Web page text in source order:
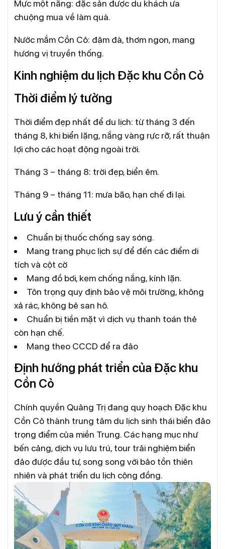
Mực một nắng: đặc sản được du khách ưa
chuộng mua về làm quà.
Nước mắm Cồn Cỏ: đậm đà, thơm ngon, mang
hương vị truyền thống.
Kinh nghiệm du lịch Đặc khu Cồn Cỏ
Thời điểm lý tưởng
Thời điểm đẹp nhất để du lịch: từ tháng 3 đến
tháng 8, khi biển lặng, nắng vàng rực rỡ, rất thuận
lợi cho các hoạt động ngoài trời.
Tháng 3 – tháng 8: trời đẹp, biển êm.
Tháng 9 – tháng 11: mưa bão, hạn chế đi lại.
Lưu ý cần thiết
Chuẩn bị thuốc chống say sóng.
Mang trang phục lịch sự để đến các điểm di
tích và cột cờ
Mang đồ bơi, kem chống nắng, kính lặn.
Tôn trọng quy định bảo vệ môi trường, không
xả rác, không bẻ san hô.
Chuẩn bị tiền mặt vì dịch vụ thanh toán thẻ
còn hạn chế.
Mang theo CCCD để ra đảo
Định hướng phát triển của Đặc khu
Cồn Cỏ
Chính quyền Quảng Trị đang quy hoạch Đặc khu
Cồn Cỏ thành trung tâm du lịch sinh thái biển đảo
trọng điểm của miền Trung. Các hạng mục như
bến cảng, dịch vụ lưu trú, tour trải nghiệm biển
đảo được đầu tư, song song với bảo tồn thiên
nhiên và phát triển du lịch cộng đồng.